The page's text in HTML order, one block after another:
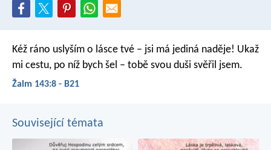
Kéž ráno uslyším o lásce tvé – jsi má jediná naděje! Ukaž
mi cestu, po níž bych šel – tobě svou duši svěřil jsem.
Žalm 143:8 - B21
Související témata